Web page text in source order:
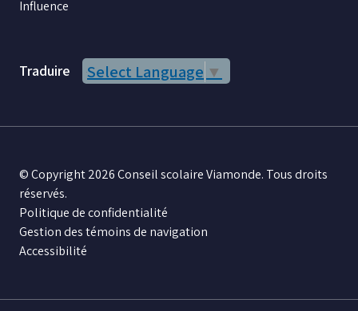
Influence
Traduire Select Language ▼
© Copyright 2026 Conseil scolaire Viamonde. Tous droits
réservés.
Politique de confidentialité
Gestion des témoins de navigation
Accessibilité